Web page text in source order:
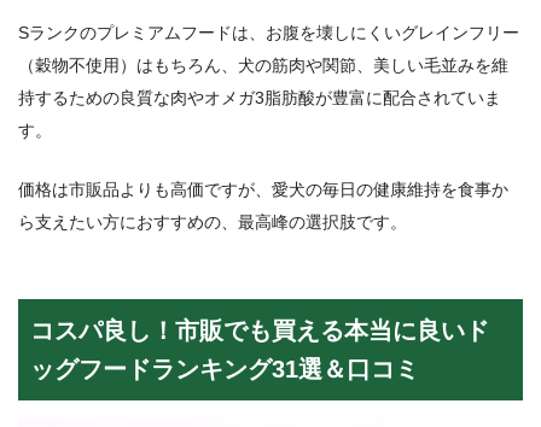
Sランクのプレミアムフードは、お腹を壊しにくいグレインフリー
（穀物不使用）はもちろん、犬の筋肉や関節、美しい毛並みを維
持するための良質な肉やオメガ3脂肪酸が豊富に配合されていま
す。
価格は市販品よりも高価ですが、愛犬の毎日の健康維持を食事か
ら支えたい方におすすめの、最高峰の選択肢です。
コスパ良し！市販でも買える本当に良いド
ッグフードランキング31選＆口コミ